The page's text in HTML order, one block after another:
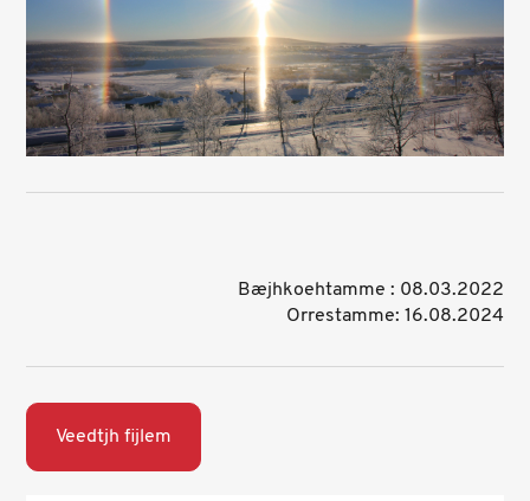
Bæjhkoehtamme : 08.03.2022
Orrestamme: 16.08.2024
Veedtjh fijlem